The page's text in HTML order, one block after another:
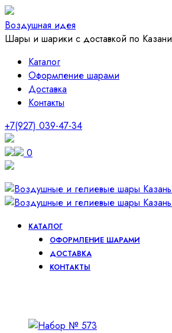
Воздушная идея
Шары и шарики с доставкой по Казани
Каталог
Оформление шарами
Доставка
Контакты
+7(927) 039-47-34
0
КАТАЛОГ
ОФОРМЛЕНИЕ ШАРАМИ
ДОСТАВКА
КОНТАКТЫ